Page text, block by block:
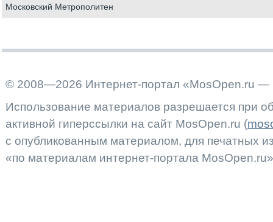
Московский Метрополитен
© 2008—2026 Интернет-портал «MosOpen.ru —
Использование материалов разрешается при
активной гиперссылки на сайт MosOpen.ru (
с опубликованным материалом, для печатных
«по материалам интернет-портала